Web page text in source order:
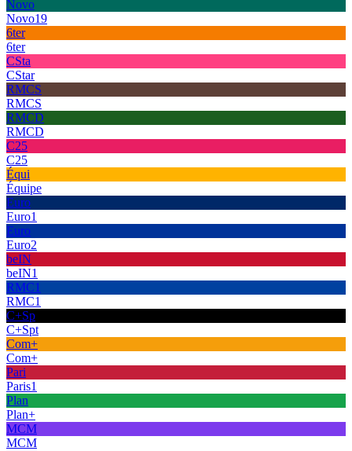
Novo
Novo19
6ter
6ter
CSta
CStar
RMCS
RMCS
RMCD
RMCD
C25
C25
Équi
Équipe
Euro
Euro1
Euro
Euro2
beIN
beIN1
RMC1
RMC1
C+Sp
C+Spt
Com+
Com+
Pari
Paris1
Plan
Plan+
MCM
MCM